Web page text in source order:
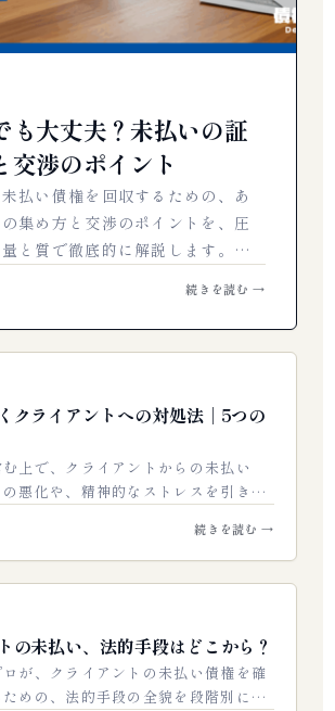
も大丈夫？未払いの証
交渉のポイント
払い債権を回収するための、あ
集め方と交渉のポイントを、圧
と質で徹底的に解説します。…
続きを読む →
クライアントへの対処法｜5つの
上で、クライアントからの未払い
悪化や、精神的なストレスを引き起
分からない」「関係を壊したくな…
続きを読む →
の未払い、法的手段はどこから？
が、クライアントの未払い債権を確
めの、法的手段の全貌を段階別に解